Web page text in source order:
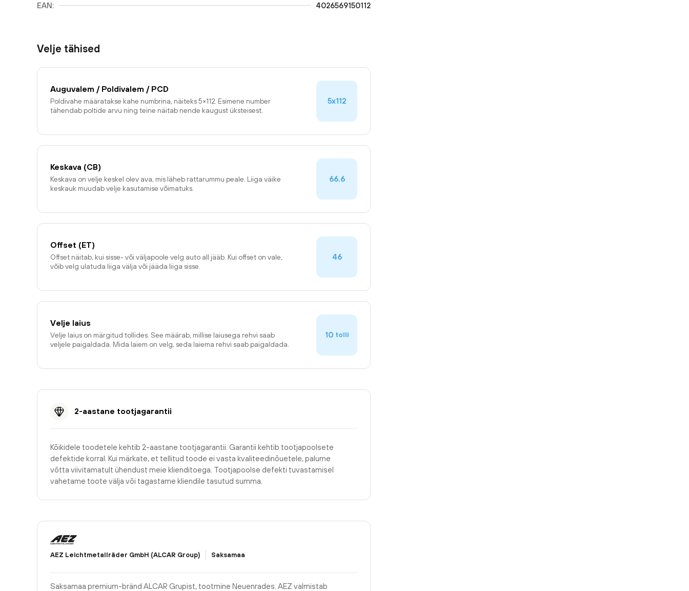
EAN: 4026569150112
Velje tähised
Auguvalem / Poldivalem / PCD
Poldivahe määratakse kahe numbrina, näiteks 5×112. Esimene number
tähendab poltide arvu ning teine näitab nende kaugust üksteisest.
5x112
Keskava (CB)
Keskava on velje keskel olev ava, mis läheb rattarummu peale. Liiga väike
keskauk muudab velje kasutamise võimatuks.
66.6
Offset (ET)
Offset näitab, kui sisse- või väljapoole velg auto all jääb. Kui offset on vale,
võib velg ulatuda liiga välja või jääda liiga sisse.
46
Velje laius
Velje laius on märgitud tollides. See määrab, millise laiusega rehvi saab
veljele paigaldada. Mida laiem on velg, seda laiema rehvi saab paigaldada.
10 tolli
2-aastane tootjagarantii
Kõikidele toodetele kehtib 2-aastane tootjagarantii. Garantii kehtib tootjapoolsete
defektide korral. Kui märkate, et tellitud toode ei vasta kvaliteedinõuetele, palume
võtta viivitamatult ühendust meie klienditoega. Tootjapoolse defekti tuvastamisel
vahetame toote välja või tagastame kliendile tasutud summa.
AEZ Leichtmetallräder GmbH (ALCAR Group) Saksamaa
Saksamaa premium-bränd ALCAR Grupist, tootmine Neuenrades. AEZ valmistab